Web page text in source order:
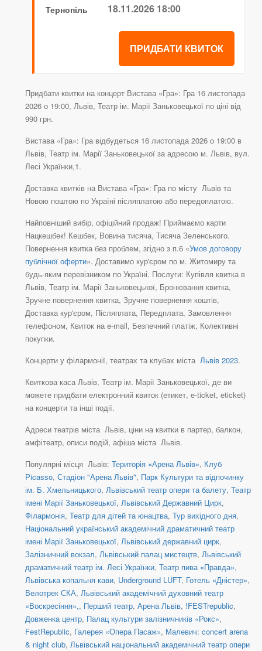
Тернопіль 18.11.2026 18:00
ПРИДБАТИ КВИТОК
Придбати квитки на концерт Вистава «Гра»: Гра 16 листопада
2026 о 19:00, Львів, Театр ім. Марії Заньковецької по ціні від
990 грн.
Вистава «Гра»: Гра відбудеться 16 листопада 2026 о 19:00 в
Львів, Театр ім. Марії Заньковецької за адресою м. Львів, вул.
Лесі Українки,1.
Доставка квитків на Вистава «Гра»: Гра по місту Львів та
Новою поштою по Україні післяплатою або передоплатою.
Найповніший вибір, офіційний продаж! Приймаємо карти
Нацкешбек! Кешбек, Вовина тисяча, Тисяча Зеленського.
Повернення квитка без проблем, згідно з п.6 «Умов договору
публічної оферти». Доставимо кур'єром по м. Житомиру та
будь-яким перевізником по Україні. Послуги: Купівля квитка в
Львів, Театр ім. Марії Заньковецької, Бронювання квитка,
Зручне повернення квитка, Зручне повернення коштів,
Доставка кур'єром, Післяплата, Передплата, Замовлення
телефоном, Квиток на e-mail, Безпечний платіж, Колективні
покупки.
Концерти у філармонії, театрах та клубах міста Львів 2023.
Квиткова каса Львів, Театр ім. Марії Заньковецької, де ви
можете придбати електронний квиток (етикет, e-ticket, eticket)
на концерти та інші події.
Адреси театрів міста Львів, ціни на квитки в партер, балкон,
амфітеатр, описи подій, афіша міста Львів.
Популярні місця Львів: Територія «Арена Львів», Клуб
Picasso, Стадіон "Арена Львів", Парк Культури та відпочинку
ім. Б. Хмельницького, Львівський театр опери та балету, Театр
імені Марії Заньковецької, Львівський Державний Цирк,
Філармонія, Театр для дітей та юнацтва, Тур вихідного дня,
Національний український академічний драматичний театр
імені Марії Заньковецької, Львівський державний цирк,
Залізничний вокзал, Львівський палац мистецтв, Львівський
драматичний театр ім. Лесі Українки, Театр пива «Правда»,
Львівська копальня кави, Underground LUFT, Готель «Дністер»,
Велотрек СКА, Львівський академічний духовний театр
«Воскресіння»,, Перший театр, Арена Львів, !FESTrepublic,
Довженка центр, Палац культури залізничників «Рокс»,
FestRepublic, Галерея «Опера Пасаж», Малевич: concert arena
& night club, Львівський національний академічний театр опери